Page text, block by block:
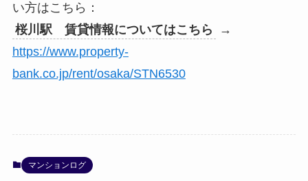
い方はこちら：
桜川駅 賃貸情報についてはこちら
→
https://www.property-
bank.co.jp/rent/osaka/STN6530
マンションログ